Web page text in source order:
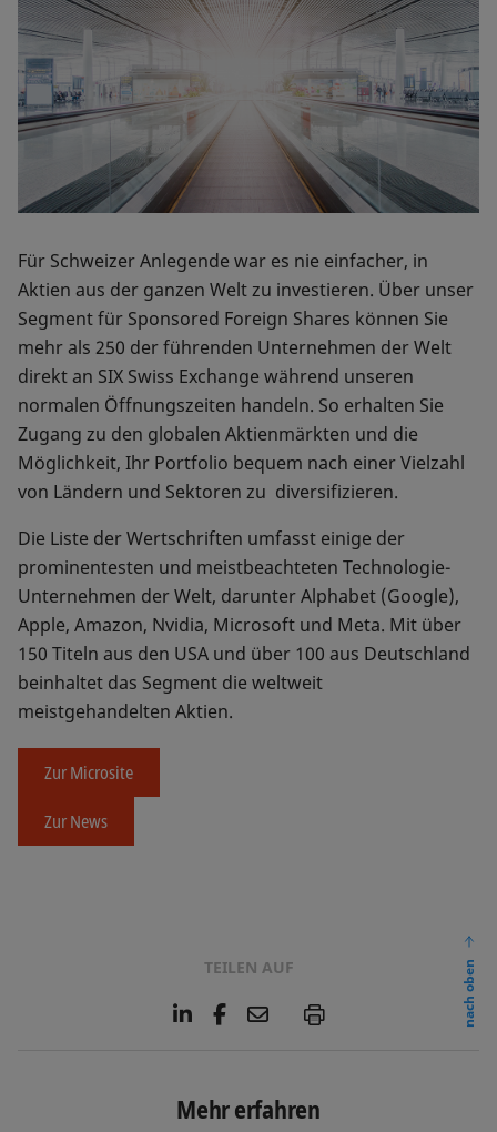
Für Schweizer Anlegende war es nie einfacher, in
Aktien aus der ganzen Welt zu investieren. Über unser
Segment für Sponsored Foreign Shares können Sie
mehr als 250 der führenden Unternehmen der Welt
direkt an SIX Swiss Exchange während unseren
normalen Öffnungszeiten handeln. So erhalten Sie
Zugang zu den globalen Aktienmärkten und die
Möglichkeit, Ihr Portfolio bequem nach einer Vielzahl
von Ländern und Sektoren zu diversifizieren.
Die Liste der Wertschriften umfasst einige der
prominentesten und meistbeachteten Technologie-
Unternehmen der Welt, darunter Alphabet (Google),
Apple, Amazon, Nvidia, Microsoft und Meta. Mit über
150 Titeln aus den USA und über 100 aus Deutschland
beinhaltet das Segment die weltweit
meistgehandelten Aktien.
Zur Microsite
Zur News
TEILEN AUF
L
e
d
F
o
E
l
P
nach oben
Mehr erfahren